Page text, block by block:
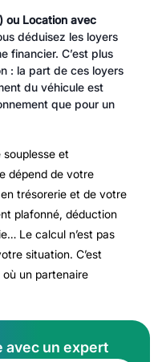
ou Location avec
déduisez les loyers
financier. C’est plus
: la part de ces loyers
du véhicule est
que pour un
et
dépend de votre
trésorerie et de votre
plafonné, déduction
Le calcul n’est pas
situation. C’est
un partenaire
avec un expert